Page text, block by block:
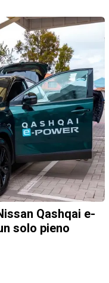
Qashqai e-
solo pieno